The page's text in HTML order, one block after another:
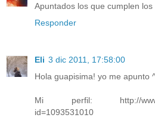
Apuntados los que cumplen los
Responder
Eli 3 dic 2011, 17:58:00
Hola guapisima! yo me apunto
Mi perfil: http://
id=1093531010